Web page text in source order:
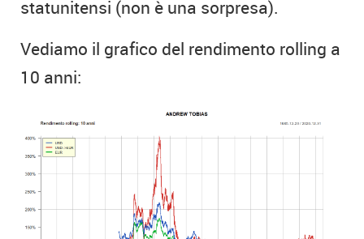
statunitensi (non è una sorpresa).
Vediamo il grafico del rendimento rolling a
10 anni: